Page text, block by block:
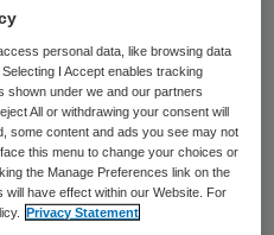
over de
Veldhuijzen
om rechtstreeks
bezwaren van de
het
personal data, like browsing data
I Accept enables tracking
shown under we and our partners
All or withdrawing your consent will
some content and ads you see may not
this menu to change your choices or
the Manage Preferences link on the
will have effect within our Website. For
Privacy Statement